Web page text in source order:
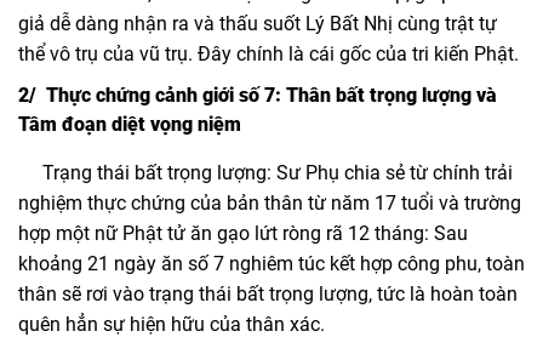
giả dễ dàng nhận ra và thấu suốt Lý Bất Nhị cùng trật tự
thể vô trụ của vũ trụ. Đây chính là cái gốc của tri kiến Phật.
2/ Thực chứng cảnh giới số 7: Thân bất trọng lượng và
Tâm đoạn diệt vọng niệm
Trạng thái bất trọng lượng: Sư Phụ chia sẻ từ chính trải
nghiệm thực chứng của bản thân từ năm 17 tuổi và trường
hợp một nữ Phật tử ăn gạo lứt ròng rã 12 tháng: Sau
khoảng 21 ngày ăn số 7 nghiêm túc kết hợp công phu, toàn
thân sẽ rơi vào trạng thái bất trọng lượng, tức là hoàn toàn
quên hẳn sự hiện hữu của thân xác.